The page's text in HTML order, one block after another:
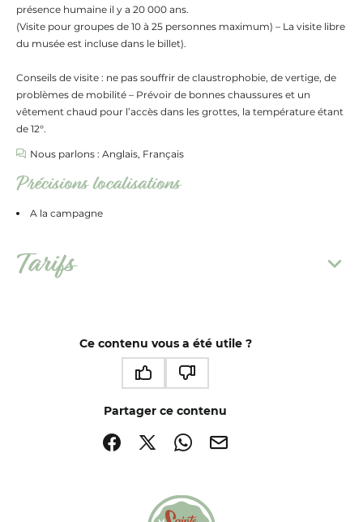
présence humaine il y a 20 000 ans.
(Visite pour groupes de 10 à 25 personnes maximum) – La visite libre
du musée est incluse dans le billet).
Conseils de visite : ne pas souffrir de claustrophobie, de vertige, de
problèmes de mobilité – Prévoir de bonnes chaussures et un
vêtement chaud pour l’accès dans les grottes, la température étant
de 12°.
Nous parlons : Anglais, Français
Précisions localisations
A la campagne
Tarifs
Ce contenu vous a été utile ?
Partager ce contenu
Partager sur Facebook (nouvelle fenêtre)
Partager sur X / Twitter (nouvelle fenêtre)
Partager sur WhatsApp
Partager par mail